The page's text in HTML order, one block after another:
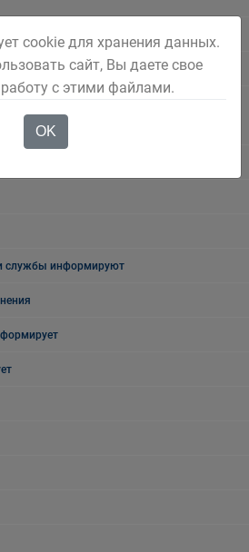
службы информируют
cookie для хранения данных.
сайт, Вы даете свое
работу с этими файлами.
OK